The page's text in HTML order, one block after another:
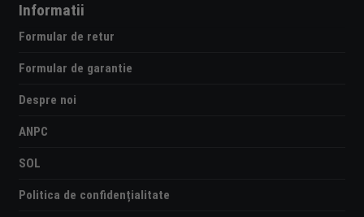
Informatii
Formular de retur
Formular de garantie
Despre noi
ANPC
SOL
Politica de confidențialitate